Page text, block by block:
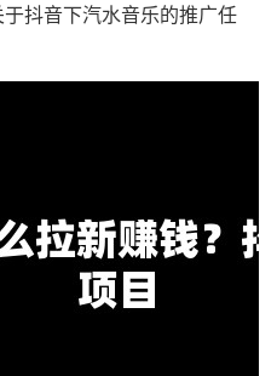
抖音下汽水音乐的推广任